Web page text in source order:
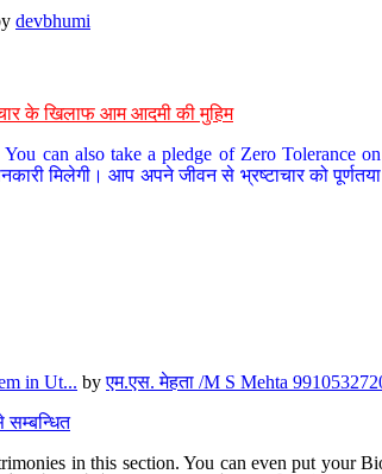
devbhumi
के खिलाफ आम आदमी की मुहिम
can also take a pledge of Zero Tolerance
मिलेगी। आप अपने जीवन से भ्रष्टाचार को
in Ut... byएम.एस. मेहता /M S Mehta
सम्बन्धित
in this section. You can even put your